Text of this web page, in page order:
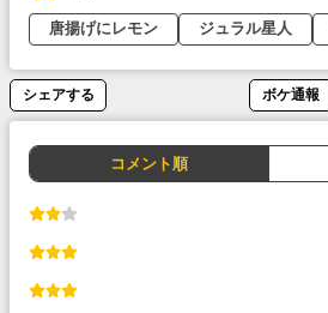
唐揚げにレモン
ジュラル星人
シェアする ボケ通報
コメント順